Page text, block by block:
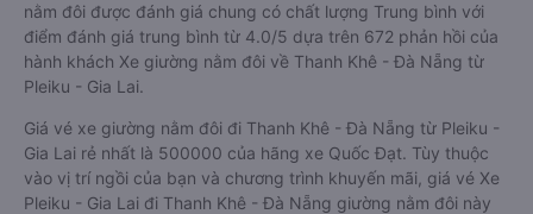
nằm đôi được đánh giá chung có chất lượng Trung bình với
điểm đánh giá trung bình từ 4.0/5 dựa trên 672 phản hồi của
hành khách Xe giường nằm đôi về Thanh Khê - Đà Nẵng từ
Pleiku - Gia Lai.
Giá vé xe giường nằm đôi đi Thanh Khê - Đà Nẵng từ Pleiku -
Gia Lai rẻ nhất là 500000 của hãng xe Quốc Đạt. Tùy thuộc
vào vị trí ngồi của bạn và chương trình khuyến mãi, giá vé Xe
Pleiku - Gia Lai đi Thanh Khê - Đà Nẵng giường nằm đôi này